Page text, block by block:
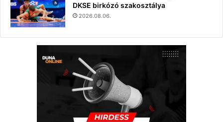
DKSE birkózó szakosztálya
2026.08.06.